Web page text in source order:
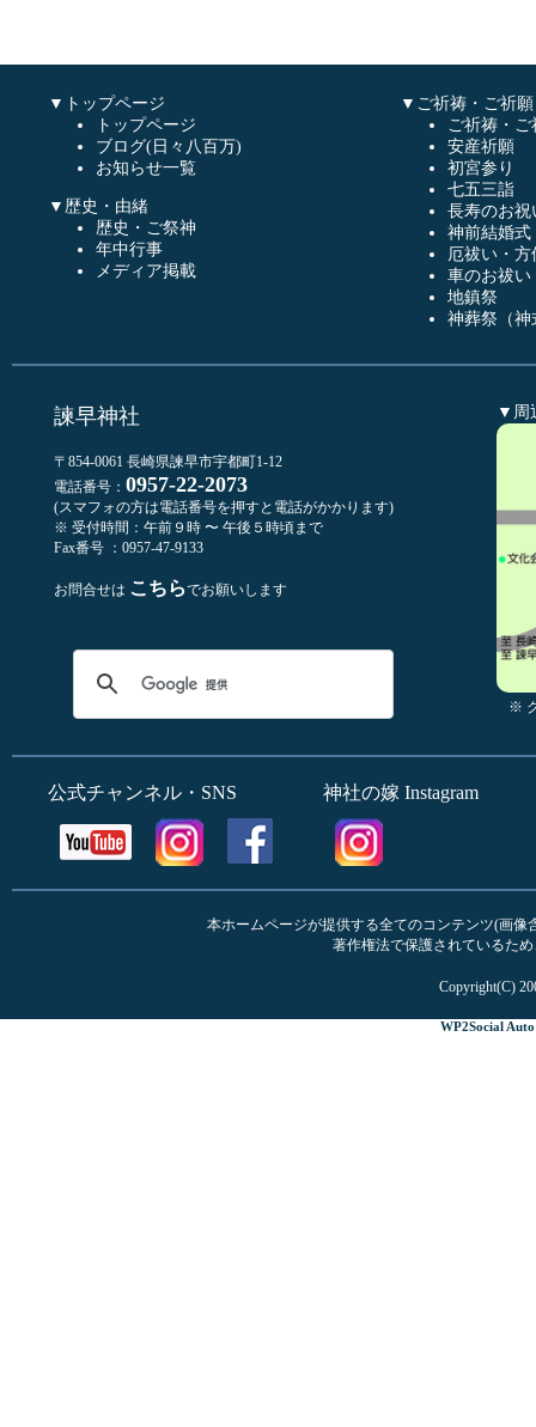
▼トップページ
トップページ
ブログ(日々八百万)
お知らせ一覧
▼歴史・由緒
歴史・ご祭神
年中行事
メディア掲載
▼ご祈祷・ご祈願
ご祈祷・ご
安産祈願
初宮参り
七五三詣
長寿のお祝
神前結婚式
厄祓い・方
車のお祓い
地鎮祭
神葬祭（神
諫早神社
〒854-0061 長崎県諫早市宇都町1-12
電話番号： 0957-22-2073
(スマフォの方は電話番号を押すと電話がかかります)
※ 受付時間：午前９時 〜 午後５時頃まで
Fax番号 ：0957-47-9133
お問合せは こちらでお願いします
▼周
※
公式チャンネル・SNS 神社の嫁 Instagram
本ホームページが提供する全てのコンテンツ(画
著作権法で保護されているた
Copyright(C)
WP2Social